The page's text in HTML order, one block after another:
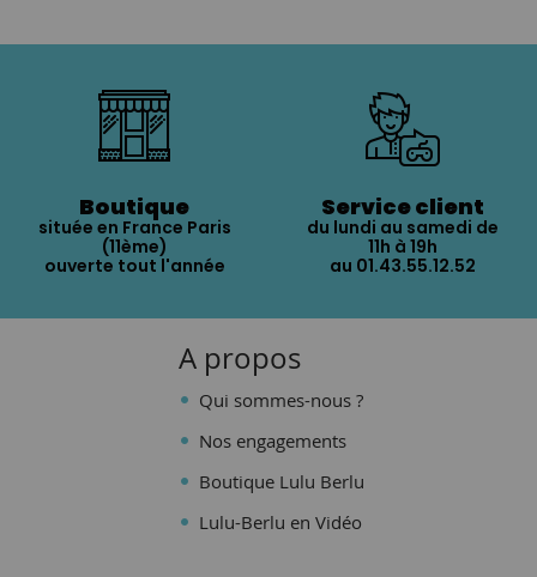
Boutique
située en France Paris
(11ème)
ouverte tout l'année
Service client
du lundi au samedi de
11h à 19h
au 01.43.55.12.52
A propos
Qui sommes-nous ?
Nos engagements
Boutique Lulu Berlu
Lulu-Berlu en Vidéo